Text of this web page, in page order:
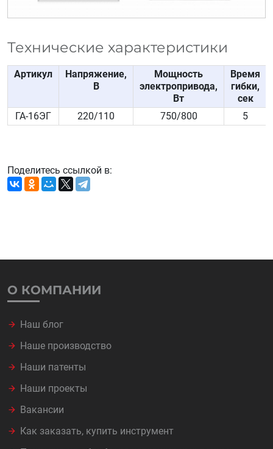
Технические характеристики
Артикул
Напряжение,
В
Мощность
электропривода,
Вт
Время
гибки,
сек
ГА-16ЭГ
220/110 750/800 5
Поделитесь ссылкой в:
О КОМПАНИИ
Наш блог
Наше производство
Наши патенты
Наши проекты
Вакансии
Как заказать, купить инструмент